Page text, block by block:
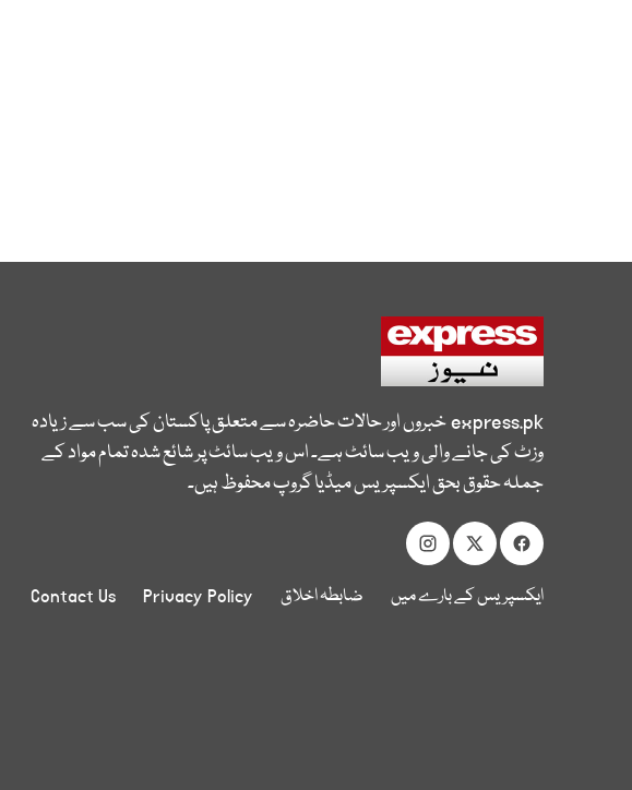
express.pkخبروں اور حالات حاضرہ سے متعلق پاکستان کی سب سے زیادہ
وزٹ کی جانے والی ویب سائٹ ہے۔ اس ویب سائٹ پر شائع شدہ تمام مواد کے
جملہ حقوق بحق ایکسپریس میڈیا گروپ محفوظ ہیں۔
ایکسپریس کے بارے میں ضابطہ اخلاق Privacy Policy
Contact Us